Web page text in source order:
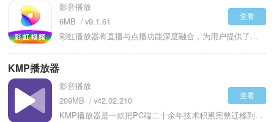
影音播放
6MB
v9.1.61
彩虹播放器将直播与点播功能深度融合，为用户提供了从海量影视到电视直播的全链路观看体验。电视版专为智能电视与盒子遥控操作设计，它彻底解决了电视端播放U盘或NAS中高清影片时常见的格式不支持与字幕难加载痛点，支持MKV、MP4、AVI等主流封装格式及H.265硬解，无需转码即可流畅输出4K画质。彩虹播放器针对超1000个电视直播频道的秒级切换引擎，实现了近似传统电视的选台响应速度，同时其强大的点播库支持从蓝光原盘到4K/HDR格式的视频文件直接解码播放。
查看
KMP播放器
影音播放
209MB
v42.02.210
KMP播放器是一款把PC端二十余年技术积累完整迁移到智能手机平台的跨平台全能型媒体播放工具。融合高清视频解码、多格式字幕支持、网络流媒体播放及云端文件管理的综合性媒体平台。海量音视频解码器，AVI、MKV、FLV、3GP、TS等几乎所有常见视频格式，以及MP3、FLAC、WAV、AAC、APE等多种无损音频格式，无需额外安装插件就能流畅播放。KMP播放器对SubRip、VobSub、WebVTT等主流字幕格式完美支持，字幕的颜色、大小和显示位置，用户可以自由调整。
查看